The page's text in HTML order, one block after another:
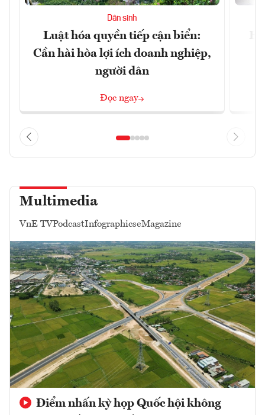
Dân sinh
Luật hóa quyền tiếp cận biển:
Cần hài hòa lợi ích doanh nghiệp,
người dân
Đọc ngay
Multimedia
VnE TVPodcastInfographicseMagazine
Điểm nhấn kỳ họp Quốc hội không